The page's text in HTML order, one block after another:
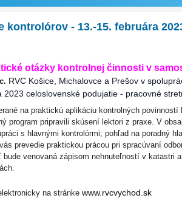
kontrolórov - 13.-15. februára
otázky kontrolnej činnosti v
RVC Košice, Michalovce a Prešov v
2023 celoslovenské podujatie - pracovné
na praktickú aplikáciu kontrolných povinností
program pripravili skúsení lektori z praxe. V
s hlavnými kontrolórmi; pohľad na poradný
prevedie praktickou prácou pri spracúvaní
bude venovaná zápisom nehnuteľností v katastri
na stránkewww.rvcvychod.sk